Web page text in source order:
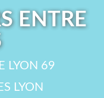
ENTRE
LYON 69
LYON